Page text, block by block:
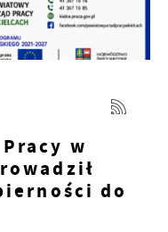
w
do